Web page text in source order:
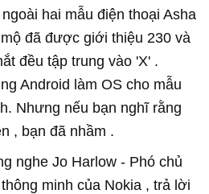
hai mẫu điện thoại Asha
đã được giới thiệu 230 và
đều tập trung vào 'X' .
Android làm OS cho mẫu
Nhưng nếu bạn nghĩ rằng
, bạn đã nhầm .
nghe Jo Harlow - Phó chủ
minh của Nokia , trả lời